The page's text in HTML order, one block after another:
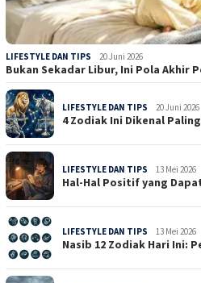
LIFESTYLE DAN TIPS 20 Juni 2026
Bukan Sekadar Libur, Ini Pola Akhir
LIFESTYLE DAN TIPS 20 Juni 2026
4 Zodiak Ini Dikenal
LIFESTYLE DAN TIPS 13 Mei 2026
Hal-Hal Positif yang
LIFESTYLE DAN TIPS 13 Mei 2026
Nasib 12 Zodiak Hari Ini: